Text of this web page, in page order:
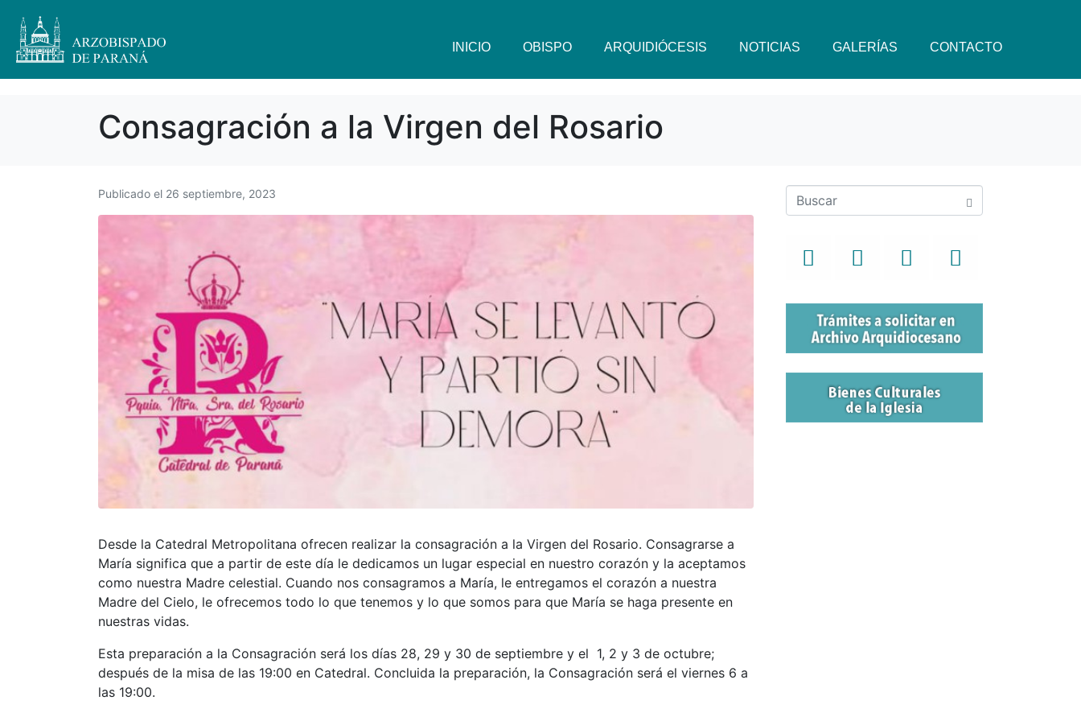
INICIO OBISPO ARQUIDIÓCESIS NOTICIAS GALERÍAS CONTACTO
Consagración a la Virgen del Rosario
Publicado el 26 septiembre, 2023
Desde la Catedral Metropolitana ofrecen realizar la consagración a la Virgen del Rosario. Consagrarse a
María significa que a partir de este día le dedicamos un lugar especial en nuestro corazón y la aceptamos
como nuestra Madre celestial. Cuando nos consagramos a María, le entregamos el corazón a nuestra
Madre del Cielo, le ofrecemos todo lo que tenemos y lo que somos para que María se haga presente en
nuestras vidas.
Esta preparación a la Consagración será los días 28, 29 y 30 de septiembre y el 1, 2 y 3 de octubre;
después de la misa de las 19:00 en Catedral. Concluida la preparación, la Consagración será el viernes 6 a
las 19:00.